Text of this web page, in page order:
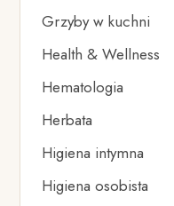
Grzyby w kuchni
Health & Wellness
Hematologia
Herbata
Higiena intymna
Higiena osobista